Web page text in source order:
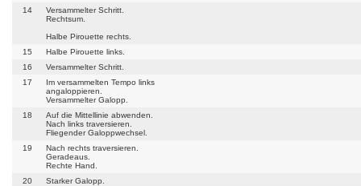
14
Versammelter Schritt.
Rechtsum.
Halbe Pirouette rechts.
15
Halbe Pirouette links.
16
Versammelter Schritt.
17
Im versammelten Tempo links
angaloppieren.
Versammelter Galopp.
18
Auf die Mittellinie abwenden.
Nach links traversieren.
Fliegender Galoppwechsel.
19
Nach rechts traversieren.
Geradeaus.
Rechte Hand.
20
Starker Galopp.